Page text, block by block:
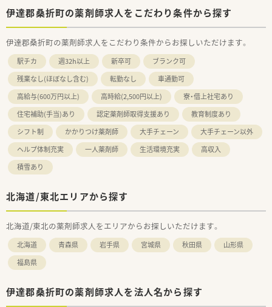
伊達郡桑折町の薬剤師求人をこだわり条件から探す
伊達郡桑折町の薬剤師求人をこだわり条件からお探しいただけます。
駅チカ 週32h以上 新卒可
ブランク可
残業なし(ほぼなし含む)
転勤なし
車通勤可
高給与(600万円以上)
高時給(2,500円以上)
寮・借上社宅あり
住宅補助(手当)あり
認定薬剤師取得支援あり
教育制度あり
シフト制
かかりつけ薬剤師 大手チェーン
大手チェーン以外
ヘルプ体制充実
一人薬剤師 生活環境充実
高収入
積雪あり
北海道/東北エリアから探す
北海道/東北の薬剤師求人をエリアからお探しいただけます。
北海道 青森県 岩手県 宮城県 秋田県
山形県
福島県
伊達郡桑折町の薬剤師求人を法人名から探す